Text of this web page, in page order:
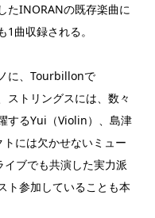
たINORANの既存楽曲に
曲収録される。
に、Tourbillonで
ストリングスには、数々
するYui（Violin）、島津
には欠かせないミュー
イブでも共演した実力派
ト参加していることも本